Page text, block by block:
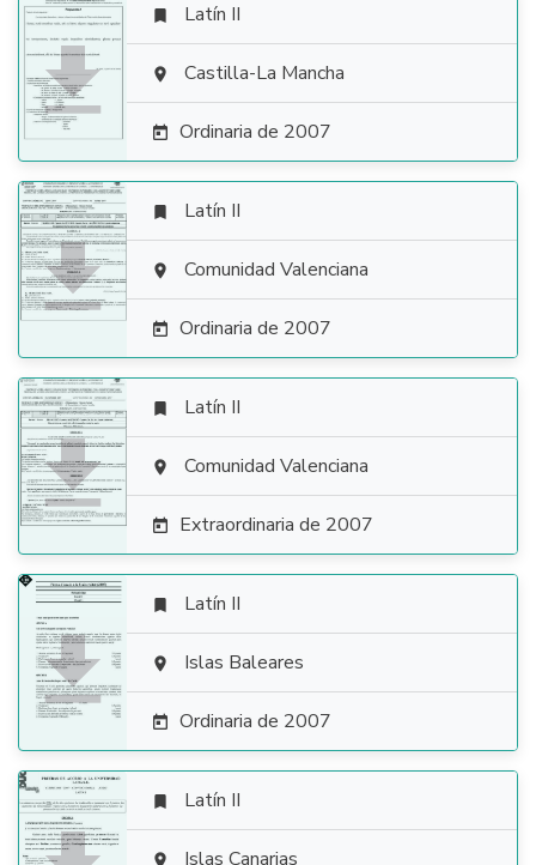

 Latín II
 Castilla-La Mancha
 Ordinaria de 2007

 Latín II
 Comunidad Valenciana
 Ordinaria de 2007

 Latín II
 Comunidad Valenciana
 Extraordinaria de 2007

 Latín II
 Islas Baleares
 Ordinaria de 2007
 Latín II
 Islas Canarias